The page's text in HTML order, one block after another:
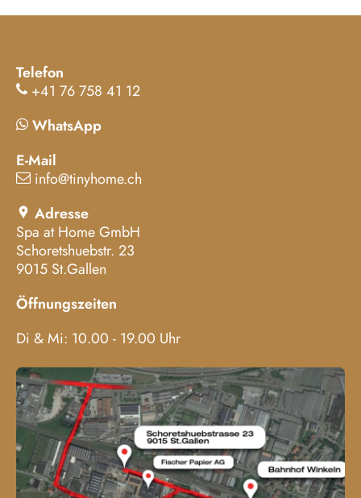
Telefon
+41 76 758 41 12
WhatsApp
E-Mail
info@tinyhome.ch
Adresse
Spa at Home GmbH
Schoretshuebstr. 23
9015 St.Gallen
Öffnungszeiten
Di & Mi: 10.00 - 19.00 Uhr